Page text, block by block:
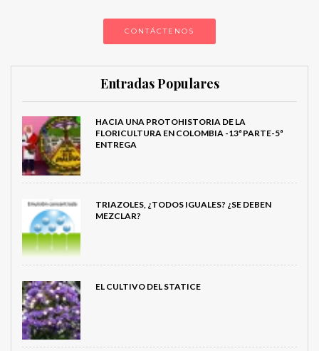
CONTÁCTENOS
Entradas Populares
HACIA UNA PROTOHISTORIA DE LA
FLORICULTURA EN COLOMBIA -13ª PARTE-5ª
ENTREGA
TRIAZOLES, ¿TODOS IGUALES? ¿SE DEBEN
MEZCLAR?
EL CULTIVO DEL STATICE